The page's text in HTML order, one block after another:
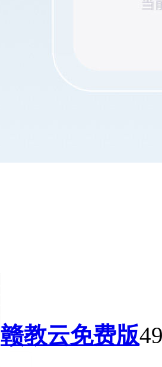
赣教云免费版